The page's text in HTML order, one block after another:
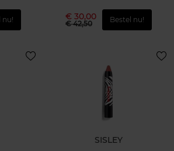
nu! € 30,00
€ 42,50 Bestel nu!
SISLEY